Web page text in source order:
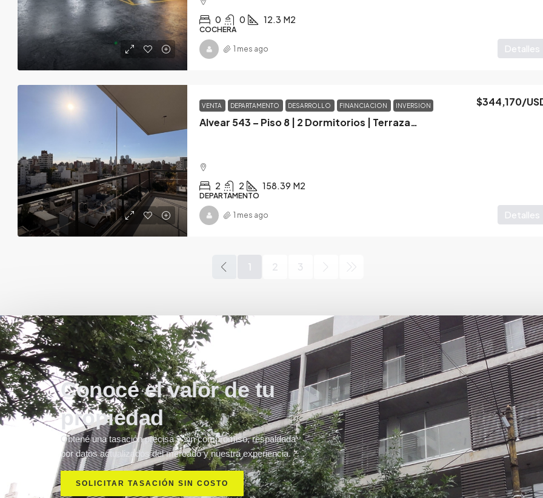
0 0 12.3 M2
COCHERA
Detalles
1 mes ago
VENTA DEPARTAMENTO DESARROLLO FINANCIACION INVERSION
Alvear 543 – Piso 8 | 2 Dormitorios | Terraza exclusiva
$344,170/
2 2 158.39 M2
DEPARTAMENTO
Detalles
1 mes ago
1 2 3
Conocé el valor de tu
propiedad
Obtené una tasación precisa y sin compromiso, respaldada
por datos actualizados del mercado y nuestra experiencia.
SOLICITAR TASACIÓN SIN COSTO